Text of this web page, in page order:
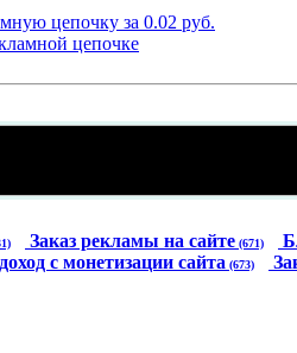
Заказ рекламы на сайте (671)
с монетизации сайта (673)